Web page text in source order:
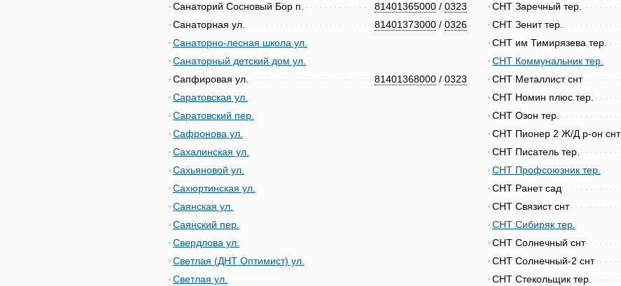
81401365000 / 0323
Санаторий Сосновый Бор п.
81401373000 / 0326
Санаторная ул.
Санаторно-лесная школа ул.
Санаторный детский дом ул.
81401368000 / 0323
Сапфировая ул.
Саратовская ул.
Саратовский пер.
Сафронова ул.
Сахалинская ул.
Сахьяновой ул.
Сахюртинская ул.
Саянская ул.
Саянский пер.
Свердлова ул.
Светлая (ДНТ Оптимист) ул.
Светлая ул.
СНТ Заречный тер.
СНТ Зенит тер.
СНТ им Тимирязева тер.
СНТ Коммунальник тер.
СНТ Металлист снт
СНТ Номин плюс тер.
СНТ Озон тер.
СНТ Пионер 2 Ж/Д р-он снт
СНТ Писатель тер.
СНТ Профсоюзник тер.
СНТ Ранет сад
СНТ Связист снт
СНТ Сибиряк тер.
СНТ Солнечный снт
СНТ Солнечный-2 снт
СНТ Стекольщик тер.